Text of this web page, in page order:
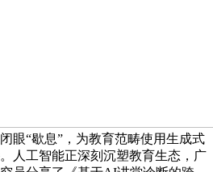
眼“歇息”，为教育范畴使用生成式
人工智能正深刻沉塑教育生态，广